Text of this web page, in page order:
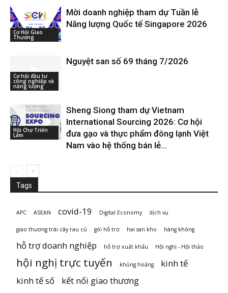
Cơ Hội Giao
Thương
Mời doanh nghiệp tham dự Tuần lễ
Năng lượng Quốc tế Singapore 2026
Cơ hội đầu tư
công nghiệp và
năng lượng
Nguyệt san số 69 tháng 7/2026
Hội Chợ Triển
Lãm
Sheng Siong tham dự Vietnam
International Sourcing 2026: Cơ hội
đưa gạo và thực phẩm đông lạnh Việt
Nam vào hệ thống bán lẻ...
Tags
APC ASEAN covid-19 Digital Economy dịch vụ
giao thương trái cây rau củ gói hỗ trợ hai san kho hàng không
hỗ trợ doanh nghiệp hỗ trợ xuất khẩu Hội nghị - Hội thảo
hội nghị trực tuyến khủng hoảng
kinh tế
kinh tế số
kết nối giao thương